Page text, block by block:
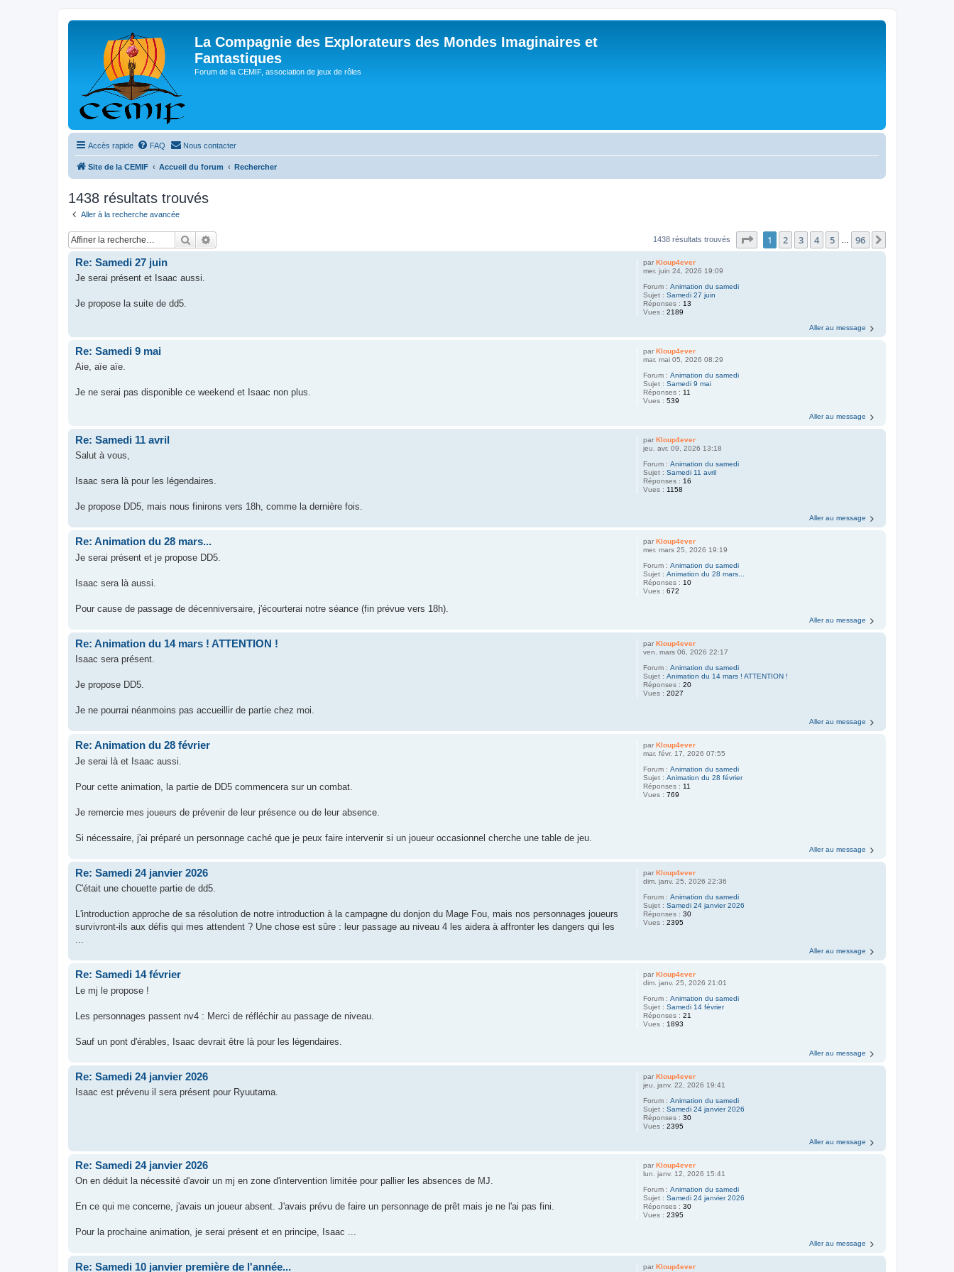
La Compagnie des Explorateurs des Mondes Imaginaires et
Fantastiques
Forum de la CEMIF, association de jeux de rôles
Accès rapide FAQ Nous contacter
Site de la CEMIF Accueil du forum Rechercher
1438 résultats trouvés
Aller à la recherche avancée
Rechercher 1438 résultats trouvés Page sur96
1 2 3 4 5 96
parKloup4ever
mer. juin 24, 2026 19:09
Forum :Animation du samedi
Sujet :Samedi 27 juin
Réponses : 13
Vues :2189
Re: Samedi 27 juin
Je serai présent et Isaac aussi.
Je propose la suite de dd5.
Aller au message
parKloup4ever
mar. mai 05, 2026 08:29
Forum :Animation du samedi
Sujet :Samedi 9 mai
Réponses : 11
Vues :539
Re: Samedi 9 mai
Aie, aïe aïe.
Je ne serai pas disponible ce weekend et Isaac non plus.
Aller au message
parKloup4ever
jeu. avr. 09, 2026 13:18
Forum :Animation du samedi
Sujet :Samedi 11 avril
Réponses : 16
Vues : 1158
Re: Samedi 11 avril
Salut à vous,
Isaac sera là pour les légendaires.
Je propose DD5, mais nous finirons vers 18h, comme la dernière fois.
Aller au message
parKloup4ever
mer. mars 25, 2026 19:19
Forum :Animation du samedi
Sujet :Animation du 28 mars...
Réponses : 10
Vues :672
Re: Animation du 28 mars...
Je serai présent et je propose DD5.
Isaac sera là aussi.
Pour cause de passage de décenniversaire, j'écourterai notre séance (fin prévue vers 18h).
Aller au message
parKloup4ever
ven. mars 06, 2026 22:17
Forum :Animation du samedi
Sujet :Animation du 14 mars ! ATTENTION !
Réponses :20
Vues :2027
Re: Animation du 14 mars ! ATTENTION !
Isaac sera présent.
Je propose DD5.
Je ne pourrai néanmoins pas accueillir de partie chez moi.
Aller au message
parKloup4ever
mar. févr. 17, 2026 07:55
Forum :Animation du samedi
Sujet :Animation du 28 février
Réponses : 11
Vues :769
Re: Animation du 28 février
Je serai là et Isaac aussi.
Pour cette animation, la partie de DD5 commencera sur un combat.
Je remercie mes joueurs de prévenir de leur présence ou de leur absence.
Si nécessaire, j'ai préparé un personnage caché que je peux faire intervenir si un joueur occasionnel cherche une table de jeu.
Aller au message
parKloup4ever
dim. janv. 25, 2026 22:36
Forum :Animation du samedi
Sujet :Samedi 24 janvier 2026
Réponses :30
Vues :2395
Re: Samedi 24 janvier 2026
C'était une chouette partie de dd5.
L'introduction approche de sa résolution de notre introduction à la campagne du donjon du Mage Fou, mais nos personnages joueurs
survivront-ils aux défis qui mes attendent ? Une chose est sûre : leur passage au niveau 4 les aidera à affronter les dangers qui les
...
Aller au message
parKloup4ever
dim. janv. 25, 2026 21:01
Forum :Animation du samedi
Sujet :Samedi 14 février
Réponses :21
Vues : 1893
Re: Samedi 14 février
Le mj le propose !
Les personnages passent nv4 : Merci de réfléchir au passage de niveau.
Sauf un pont d'érables, Isaac devrait être là pour les légendaires.
Aller au message
parKloup4ever
jeu. janv. 22, 2026 19:41
Forum :Animation du samedi
Sujet :Samedi 24 janvier 2026
Réponses :30
Vues :2395
Re: Samedi 24 janvier 2026
Isaac est prévenu il sera présent pour Ryuutama.
Aller au message
parKloup4ever
lun. janv. 12, 2026 15:41
Forum :Animation du samedi
Sujet :Samedi 24 janvier 2026
Réponses :30
Vues :2395
Re: Samedi 24 janvier 2026
On en déduit la nécessité d'avoir un mj en zone d'intervention limitée pour pallier les absences de MJ.
En ce qui me concerne, j'avais un joueur absent. J'avais prévu de faire un personnage de prêt mais je ne l'ai pas fini.
Pour la prochaine animation, je serai présent et en principe, Isaac ...
Aller au message
parKloup4ever
Re: Samedi 10 janvier première de l'année...